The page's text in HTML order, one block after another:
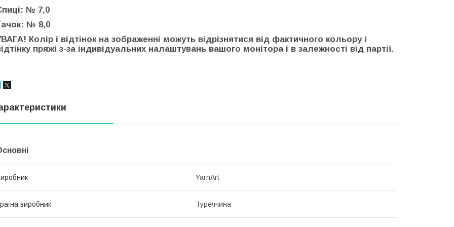
№ 7,0
№ 8,0
Колір і відтінок на зображенні можуть відрізнятися від фактичного кольору і
пряжі з-за індивідуальних налаштувань вашого монітора і в залежності від партії.
YarnArt
виробник Туреччина